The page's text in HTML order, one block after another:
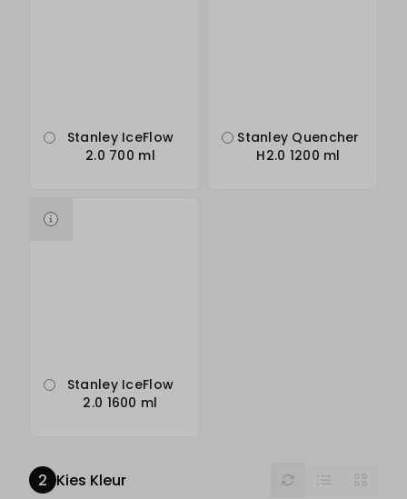
Stanley IceFlow
2.0 700 ml
Stanley Quencher
H2.0 1200 ml
Stanley IceFlow
2.0 1600 ml
Kies Kleur Reset List